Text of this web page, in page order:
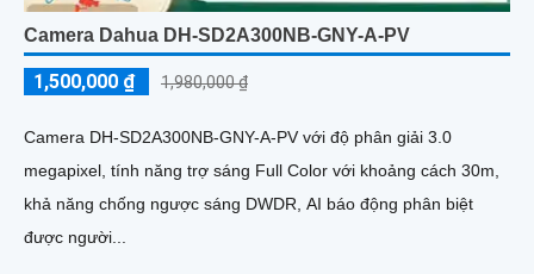
Camera Dahua DH-SD2A300NB-GNY-A-PV
1,500,000 ₫ 1,980,000 ₫
Camera DH-SD2A300NB-GNY-A-PV với độ phân giải 3.0
megapixel, tính năng trợ sáng Full Color với khoảng cách 30m,
khả năng chống ngược sáng DWDR, AI báo động phân biệt
được người...